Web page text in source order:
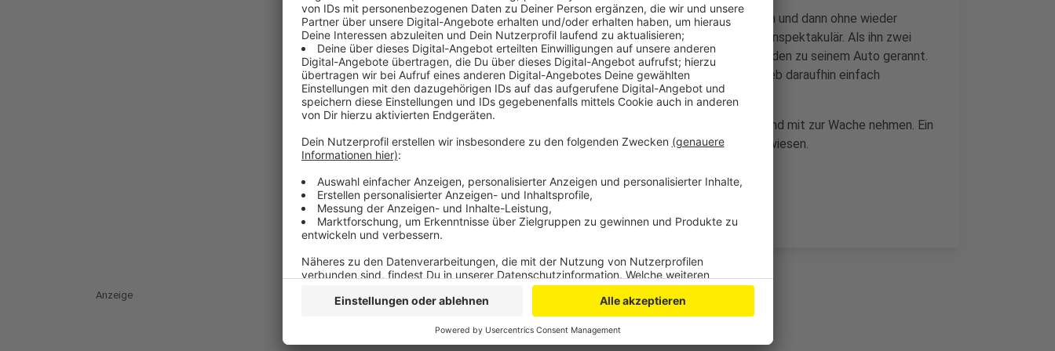
Der Mann sei am Dienstag mit dem Pulli in die Umkleidekabine rein und dann ohne wieder
rausgekommen, teilt die Kreispolizei Euskirchen mit – soweit so unspektakulär. Als ihn zwei
Mitarbeiter darauf angesprochen haben, sei der Mann aus dem Laden zu seinem Auto gerannt.
Ein anderer Kunde hat die Situation mitbekommen und hat den Dieb daraufhin einfach
zugeparkt.
So konnte die Polizei den Mann und seinen Begleiter aufgreifen und mit zur Wache nehmen. Ein
Drogentest hat bei dem Mann außerdem Kokain-Konsum nachgewiesen.
Anzeige
Anzeige